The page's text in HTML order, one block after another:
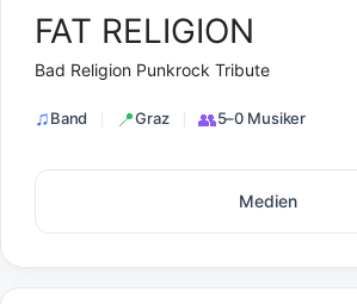
FAT RELIGION
Bad Religion Punkrock Tribute
Band Graz 5–0 Musiker
Medien